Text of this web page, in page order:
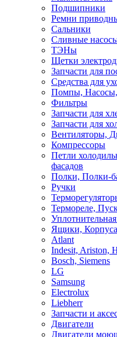
Подшипники
Ремни
Сальники
Сливные
ТЭНы
Щетки
Запчасти для
Средства для
Помпы, Насосы,
Фильтры
Запчасти для
Запчасти для
Вентиляторы,
Компрессоры
Петли
фасадов
Полки, Полки-
Ручки
Термореле,
Ящики,
Atlant
Indesit, Ariston,
Bosch, Siemens
LG
Samsung
Electrolux
Liebherr
Запчасти и
Двигатели
Двигатели